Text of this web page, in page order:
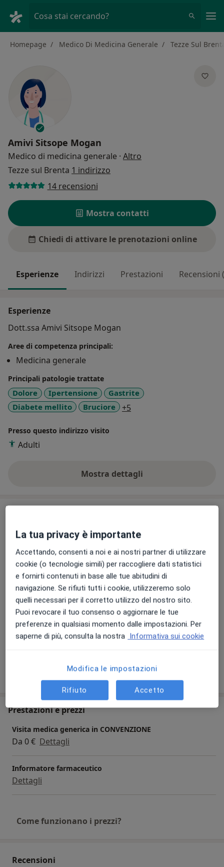
Cosa stai cercando?
Homepage Medico Di Medicina Generale Tezze Sul
Amivi Sitsope Mogan
Medico di medicina generale · Altro
Tezze sul Brenta 1 indirizzo
14 recensioni
Mostra contatti
Chiedi di attivare le prenotazioni online
Esperienze Indirizzi Prestazioni Recensioni
Esperienze
Dott.ssa Amivi Sitsope Mogan
Aree di competenza principali:
Medicina generale
Principali patologie trattate
Dolore Ipertensione
Gastrite
Diabete mellito
Bruciore +5
Presso questo indirizzo visito
Adulti
Mostra dettagli
sull'esperienza
Studio Medico
Piazza della Vittoria 1, Tezze sul Brenta 36056
Vedi mappasi apre in una nuova scheda
Disponibilità
Questo dottore non offre prenotazioni online a
questo indirizzo
Cosa posso fare adesso?
Mostra dettagli
sull'indirizzo
Prestazioni e prezzi
Visita medica generica in CONVENZIONE
Da 0 € Dettagli
Informatore farmaceutico
Dettagli
Come funzionano i prezzi?
Recensioni
La tua privacy è importante
Accettando, consenti a noi e ai nostri partner di utilizzare
cookie (o tecnologie simili) per raccogliere dati statistici
e fornirti contenuti in base alle tue abitudini di
navigazione. Se rifiuti tutti i cookie, utilizzeremo solo
quelli necessari per il corretto utilizzo del nostro sito.
Puoi revocare il tuo consenso o aggiornare le tue
preferenze in qualsiasi momento dalle impostazioni. Per
saperne di più, consulta la nostra Informativa sui cookie
Modifica le impostazioni
Rifiuto Accetto